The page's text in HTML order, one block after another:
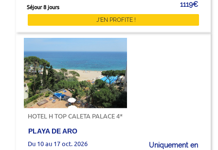
Séjour 8 jours
1119€
J'EN PROFITE !
HOTEL H TOP CALETA PALACE 4*
PLAYA DE ARO
Du 10 au 17 oct. 2026
Uniquement en